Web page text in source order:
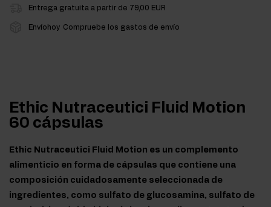
Entrega gratuita a partir de 79,00 EUR
Envíohoy Compruebe los gastos de envío
Ethic Nutraceutici Fluid Motion
60 cápsulas
Ethic Nutraceutici Fluid Motion es un complemento
alimenticio en forma de cápsulas que contiene una
composición cuidadosamente seleccionada de
ingredientes, como sulfato de glucosamina, sulfato de